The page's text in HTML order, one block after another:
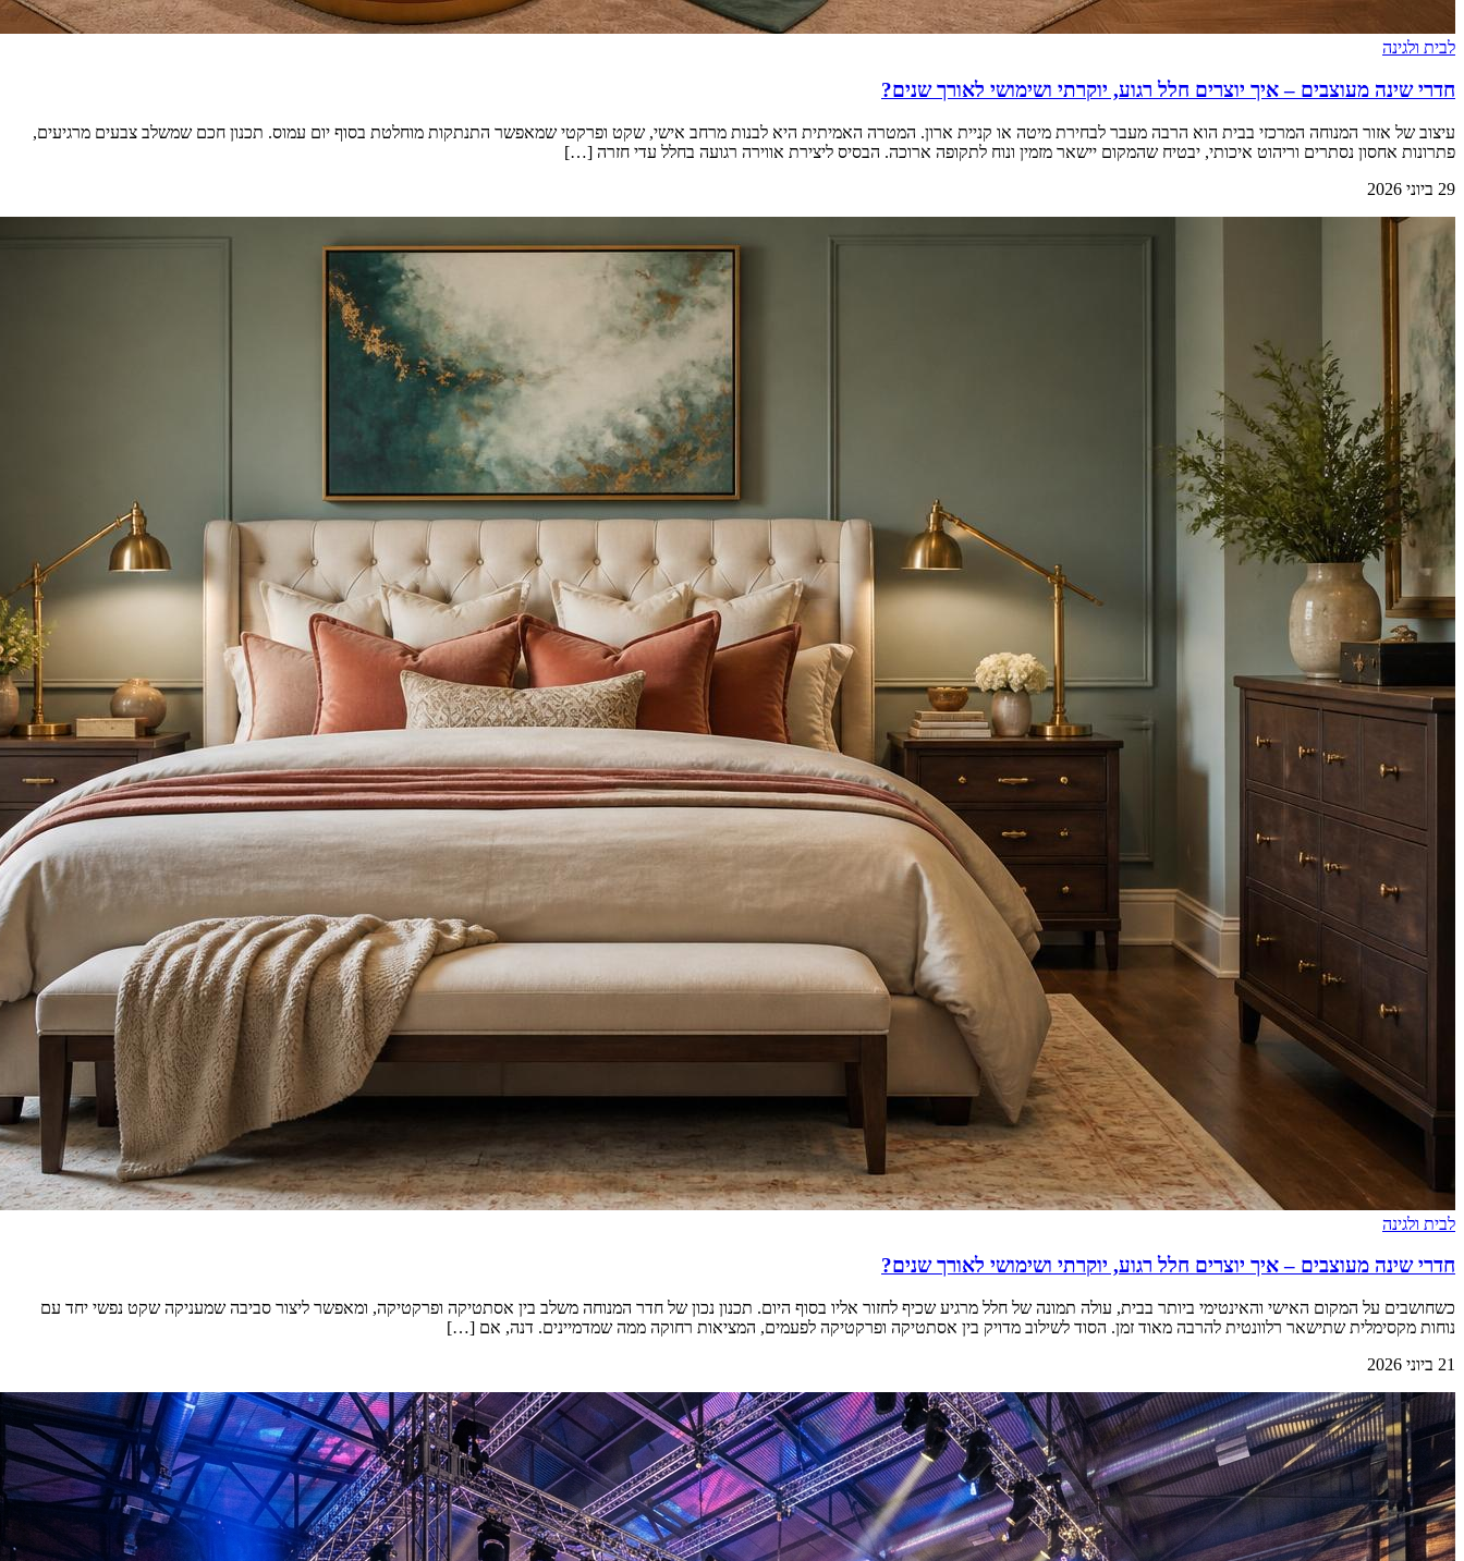
לבית ולגינה
חדרי שינה מעוצבים – איך יוצרים חלל רגוע, יוקרתי ושימושי לאורך שנים?
עיצוב של אזור המנוחה המרכזי בבית הוא הרבה מעבר לבחירת מיטה או קניית ארון. המטרה האמיתית היא לבנות מרחב אישי, שקט ופרקטי שמאפשר התנתקות מוחלטת בסוף יום עמוס. תכנון חכם שמשלב צבעים מרגיעים,
פתרונות אחסון נסתרים וריהוט איכותי, יבטיח שהמקום יישאר מזמין ונוח לתקופה ארוכה. הבסיס ליצירת אווירה רגועה בחלל עדי חזרה […]
29 ביוני 2026
לבית ולגינה
חדרי שינה מעוצבים – איך יוצרים חלל רגוע, יוקרתי ושימושי לאורך שנים?
כשחושבים על המקום האישי והאינטימי ביותר בבית, עולה תמונה של חלל מרגיע שכיף לחזור אליו בסוף היום. תכנון נכון של חדר המנוחה משלב בין אסתטיקה ופרקטיקה, ומאפשר ליצור סביבה שמעניקה שקט נפשי יחד עם
נוחות מקסימלית שתישאר רלוונטית להרבה מאוד זמן. הסוד לשילוב מדויק בין אסתטיקה ופרקטיקה לפעמים, המציאות רחוקה ממה שמדמיינים. דנה, אם […]
21 ביוני 2026